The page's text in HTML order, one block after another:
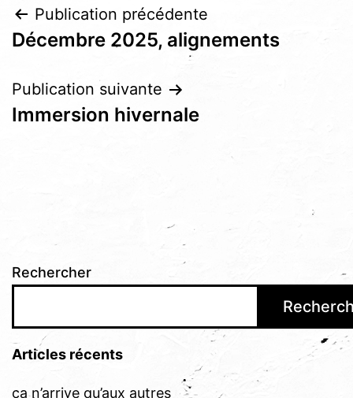
Navigation
de
l’article
Publication précédente
Décembre 2025, alignements
Publication suivante
Immersion hivernale
Rechercher
Articles récents
ça n’arrive qu’aux autres